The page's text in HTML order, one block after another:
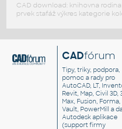
CAD download: knihovna
prvek stafáž výkres kategorie
CADfórum
Tipy, triky, podpora,
pomoc a rady pro
AutoCAD, LT,
Revit, Map, Civil 3D,
Max, Fusion, Forma,
Vault, PowerMill a
Autodesk aplikace
(support firmy